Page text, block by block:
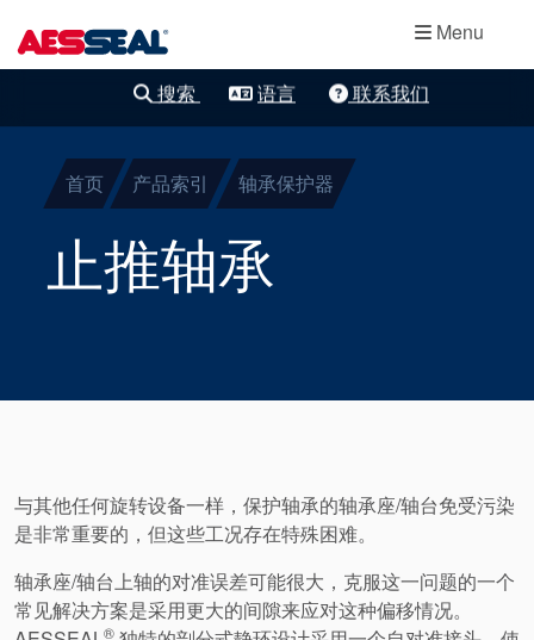
Menu
轴承保护器
集装式机械密
封
两部件密封
干气密封
密封辅助系统
搜索 语言 联系我们
首页 产品索引 轴承保护器
止推轴承
与其他任何旋转设备一样，保护轴承的轴承座/轴台免受污染
是非常重要的，但这些工况存在特殊困难。
轴承座/轴台上轴的对准误差可能很大，克服这一问题的一个
常见解决方案是采用更大的间隙来应对这种偏移情况。
®